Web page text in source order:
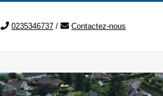
0235346737 / Contactez-nous